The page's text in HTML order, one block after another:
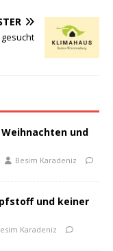
und
Besim Karadeniz
und keiner
Karadeniz